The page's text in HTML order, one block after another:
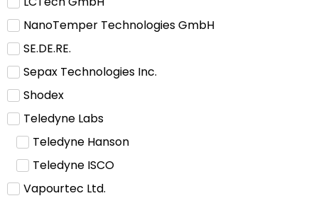
NanoTemper Technologies GmbH
SE.DE.RE.
Sepax Technologies Inc.
Shodex
Teledyne Labs
Teledyne Hanson
Teledyne ISCO
Vapourtec Ltd.